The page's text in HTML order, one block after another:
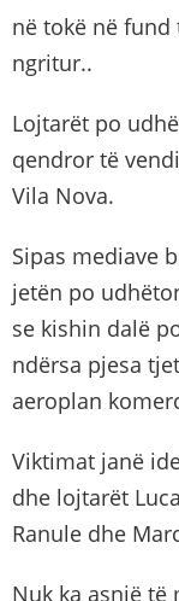
në tokë në
ngritur..
Lojtarët po
qendror të
Vila Nova.
Sipas mediave
jetën po
se kishin dalë
ndërsa pjesa
aeroplan
Viktimat janë
dhe lojtarët
Ranule dhe
Nuk ka asnjë